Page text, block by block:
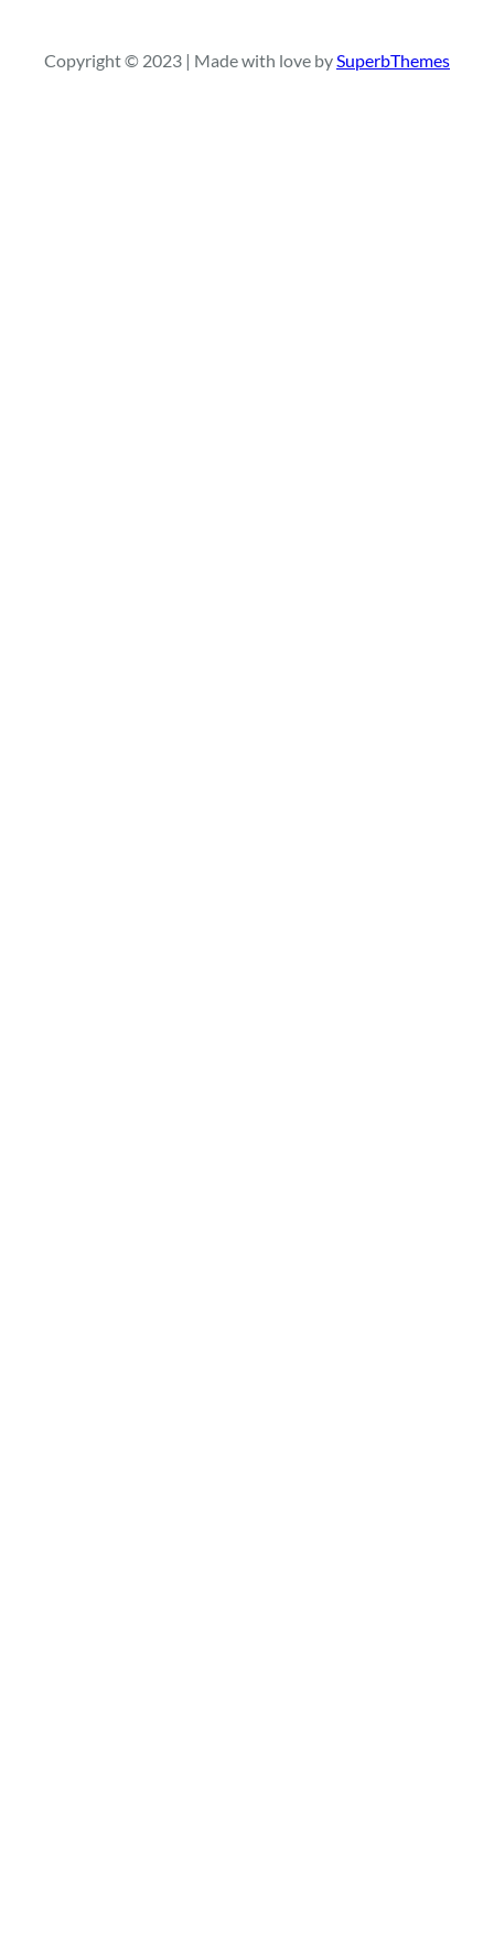
c
Copyright © 2023 | Made with love bySuperbThemes